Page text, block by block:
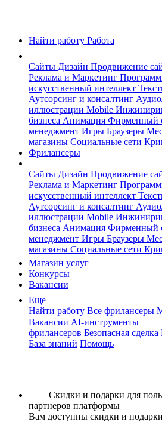
Найти работу Работа
Сайты Дизайн Продвижение
Реклама и Маркетинг
искусственный интеллект
Аутсорсинг и консалтинг
иллюстрации Mobile
бизнеса Анимация Фирменный
менеджмент Игры Браузеры
магазины Социальные сети
Фрилансеры
Сайты Дизайн Продвижение
Реклама и Маркетинг
искусственный интеллект
Аутсорсинг и консалтинг
иллюстрации Mobile
бизнеса Анимация Фирменный
менеджмент Игры Браузеры
магазины Социальные сети
Магазин услуг
Конкурсы
Вакансии
Еще
Найти работу Все фрилансеры
Вакансии AI-инструменты
фрилансеров Безопасная сделка
База знаний Помощь
Скидки и подарки для
партнеров платформы
Вам доступны скидки и